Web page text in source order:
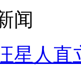
闻
星人直